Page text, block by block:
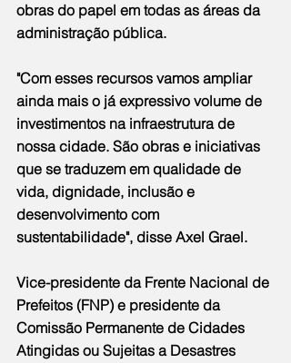
obras do papel em todas as áreas da
administração pública.
"Com esses recursos vamos ampliar
ainda mais o já expressivo volume de
investimentos na infraestrutura de
nossa cidade. São obras e iniciativas
que se traduzem em qualidade de
vida, dignidade, inclusão e
desenvolvimento com
sustentabilidade", disse Axel Grael.
Vice-presidente da Frente Nacional de
Prefeitos (FNP) e presidente da
Comissão Permanente de Cidades
Atingidas ou Sujeitas a Desastres